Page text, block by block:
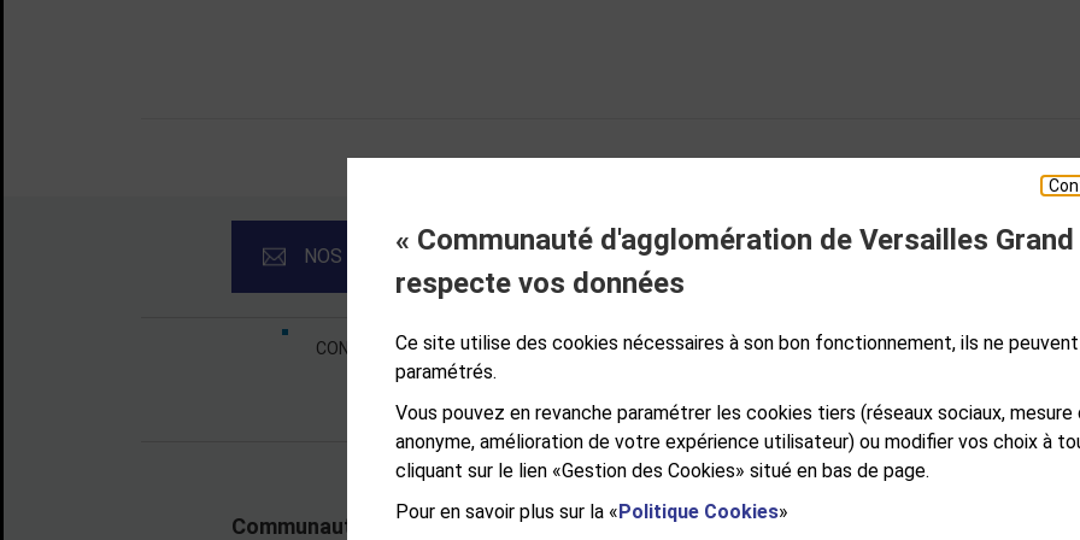
« Communauté d'agglomération de Versailles Grand
respecte vos données
Ce site utilise des cookies nécessaires à son bon fonctionnement, ils ne
paramétrés.
Vous pouvez en revanche paramétrer les cookies tiers (réseaux sociaux, mesure
anonyme, amélioration de votre expérience utilisateur) ou modifier vos choix à
cliquant sur le lien «Gestion des Cookies» situé en bas de page.
Pour en savoir plus sur la «Politique Cookies»
NOS NEWSLETTERS ESPACE PRESSE
Liens bas de page
CONTACT MENTIONS LÉGALES PLAN DE SITE ACCESSIBILITÉ NUMÉRIQUE
GESTION DES COOKIES
Communauté d'agglomération de Versailles Grand Parc